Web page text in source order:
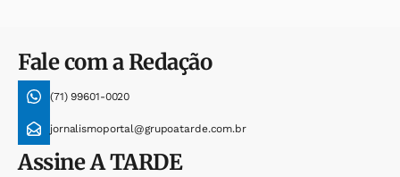
Fale com a Redação
(71) 99601-0020
jornalismoportal@grupoatarde.com.br
AssineA TARDE